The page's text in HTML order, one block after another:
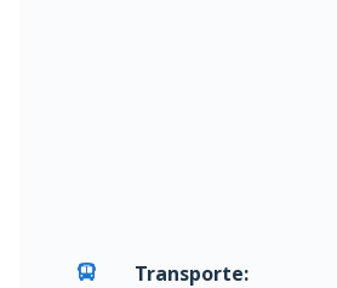
Transporte: